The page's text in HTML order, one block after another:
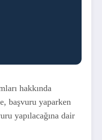
hakkında
başvuru yaparken
yapılacağına dair